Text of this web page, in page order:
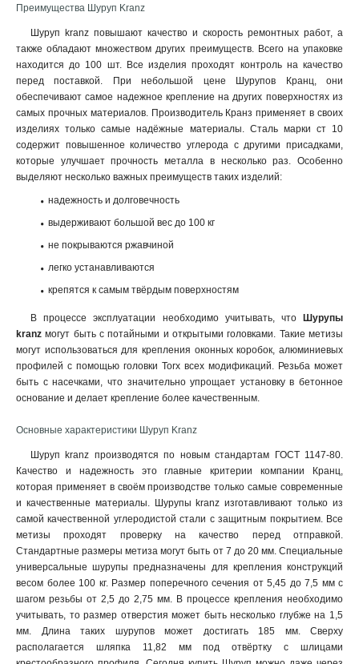
Преимущества Шуруп Kranz
Шуруп kranz повышают качество и скорость ремонтных работ, а
также обладают множеством других преимуществ. Всего на упаковке
находится до 100 шт. Все изделия проходят контроль на качество
перед поставкой. При небольшой цене Шурупов Кранц, они
обеспечивают самое надежное крепление на других поверхностях из
самых прочных материалов. Производитель Кранз применяет в своих
изделиях только самые надёжные материалы. Сталь марки ст 10
содержит повышенное количество углерода с другими присадками,
которые улучшает прочность металла в несколько раз. Особенно
выделяют несколько важных преимуществ таких изделий:
надежность и долговечность
выдерживают большой вес до 100 кг
не покрываются ржавчиной
легко устанавливаются
крепятся к самым твёрдым поверхностям
В процессе эксплуатации необходимо учитывать, что
Шурупы
kranzмогут быть с потайными и открытыми головками. Такие метизы
могут использоваться для крепления оконных коробок, алюминиевых
профилей с помощью головки Torx всех модификаций. Резьба может
быть с насечками, что значительно упрощает установку в бетонное
основание и делает крепление более качественным.
Основные характеристики Шуруп Kranz
Шуруп kranz производятся по новым стандартам ГОСТ 1147-80.
Качество и надежность это главные критерии компании Кранц,
которая применяет в своём производстве только самые современные
и качественные материалы. Шурупы kranz изготавливают только из
самой качественной углеродистой стали с защитным покрытием. Все
метизы проходят проверку на качество перед отправкой.
Стандартные размеры метиза могут быть от 7 до 20 мм. Специальные
универсальные шурупы предназначены для крепления конструкций
весом более 100 кг. Размер поперечного сечения от 5,45 до 7,5 мм с
шагом резьбы от 2,5 до 2,75 мм. В процессе крепления необходимо
учитывать, то размер отверстия может быть несколько глубже на 1,5
мм. Длина таких шурупов может достигать 185 мм. Сверху
располагается шляпка 11,82 мм под отвёртку с шлицами